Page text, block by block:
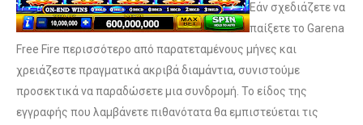
Εάν σχεδιάζετε να
παίξετε το Garena
Free Fire περισσότερο από παρατεταμένους μήνες και
χρειάζεστε πραγματικά ακριβά διαμάντια, συνιστούμε
προσεκτικά να παραδώσετε μια συνδρομή. Το είδος της
εγγραφής που λαμβάνετε πιθανότατα θα εμπιστεύεται τις